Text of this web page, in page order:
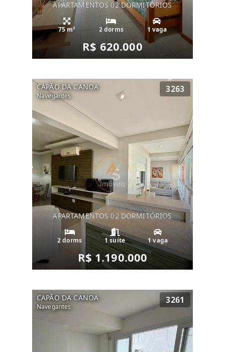
APARTAMENTOS 02 DORMITÓRIOS
75 m² 2 dorms 1 vaga
R$ 620.000
CAPÃO DA CANOA
Navegantes
3263
APARTAMENTOS 02 DORMITÓRIOS
2 dorms 1 suíte 1 vaga
R$ 1.190.000
CAPÃO DA CANOA
Navegantes
3261